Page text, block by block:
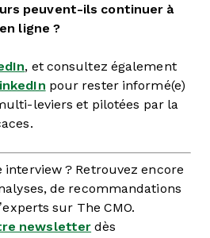
peuvent-ils continuer à
ligne ?
, et consultez également
pour rester informé(e)
leviers et pilotées par la
interview ? Retrouvez encore
de recommandations
sur The CMO.
newsletter dès